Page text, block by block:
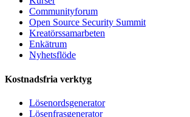
Communityforum
Open Source Security Summit
Kreatörssamarbeten
Enkätrum
Nyhetsflöde
Kostnadsfria verktyg
Lösenordsgenerator
Lösenfrasgenerator